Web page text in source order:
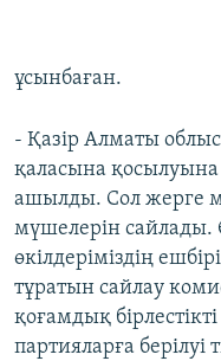
ұсынбаған.
- Қазір Алматы
қаласына
ашылды. Сол жерге
мүшелерін сайлады.
өкілдеріміздің
тұратын сайлау
қоғамдық
партияларға берілуі